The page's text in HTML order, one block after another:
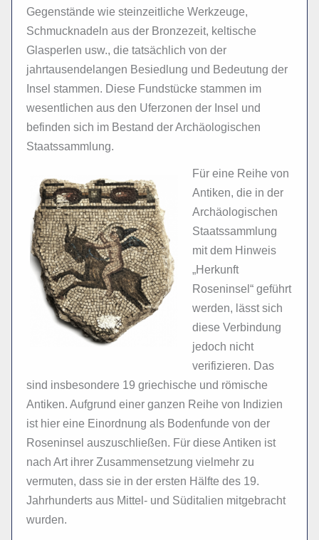
Gegenstände wie steinzeitliche Werkzeuge,
Schmucknadeln aus der Bronzezeit, keltische
Glasperlen usw., die tatsächlich von der
jahrtausendelangen Besiedlung und Bedeutung der
Insel stammen. Diese Fundstücke stammen im
wesentlichen aus den Uferzonen der Insel und
befinden sich im Bestand der Archäologischen
Staatssammlung.
Für eine Reihe von
Antiken, die in der
Archäologischen
Staatssammlung
mit dem Hinweis
„Herkunft
Roseninsel“ geführt
werden, lässt sich
diese Verbindung
jedoch nicht
verifizieren. Das
sind insbesondere 19 griechische und römische
Antiken. Aufgrund einer ganzen Reihe von Indizien
ist hier eine Einordnung als Bodenfunde von der
Roseninsel auszuschließen. Für diese Antiken ist
nach Art ihrer Zusammensetzung vielmehr zu
vermuten, dass sie in der ersten Hälfte des 19.
Jahrhunderts aus Mittel- und Süditalien mitgebracht
wurden.